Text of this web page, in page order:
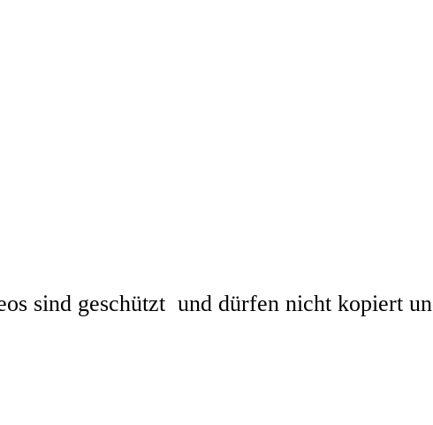
sind geschützt und dürfen nicht kopiert